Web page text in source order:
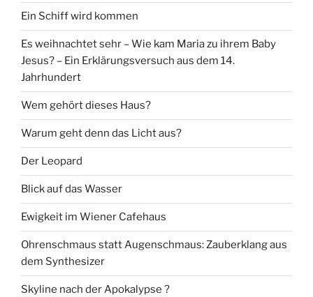
Ein Schiff wird kommen
Es weihnachtet sehr – Wie kam Maria zu ihrem Baby
Jesus? – Ein Erklärungsversuch aus dem 14.
Jahrhundert
Wem gehört dieses Haus?
Warum geht denn das Licht aus?
Der Leopard
Blick auf das Wasser
Ewigkeit im Wiener Cafehaus
Ohrenschmaus statt Augenschmaus: Zauberklang aus
dem Synthesizer
Skyline nach der Apokalypse ?